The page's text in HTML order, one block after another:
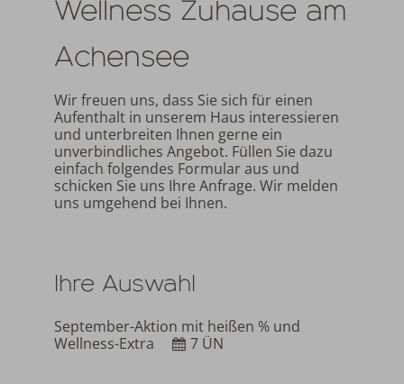
Wellness Zuhause am
Achensee
Wir freuen uns, dass Sie sich für einen
Aufenthalt in unserem Haus interessieren
und unterbreiten Ihnen gerne ein
unverbindliches Angebot. Füllen Sie dazu
einfach folgendes Formular aus und
schicken Sie uns Ihre Anfrage. Wir melden
uns umgehend bei Ihnen.
Ihre Auswahl
September-Aktion mit heißen % und
Wellness-Extra
7 ÜN